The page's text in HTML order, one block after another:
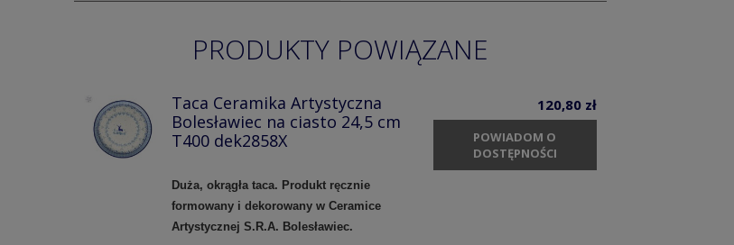
PRODUKTY POWIĄZANE
Taca Ceramika Artystyczna
Bolesławiec na ciasto 24,5 cm
T400 dek2858X
Duża, okrągła taca. Produkt ręcznie
formowany i dekorowany w Ceramice
Artystycznej S.R.A. Bolesławiec.
120,80 zł
POWIADOM O
DOSTĘPNOŚCI